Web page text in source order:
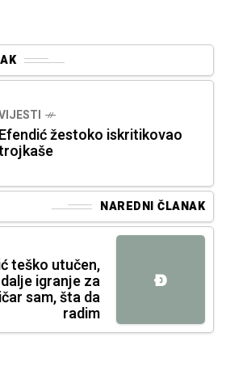
Efendić žestoko iskritikovao
NAREDNI ČLANAK
Đ
teško utučen,
igranje za
sam, šta da
radim